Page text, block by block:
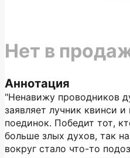
Аннотация
"Ненавижу проводников
заявляет лучник квинси
поединок. Победит тот,
больше злых духов, так
вокруг стало что-то
Нет в